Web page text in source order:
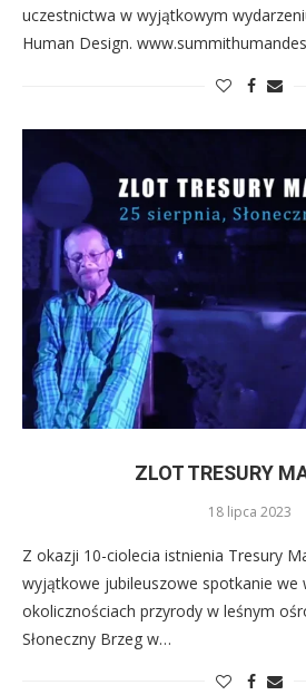
uczestnictwa w wyjątkowym
Human Design.
ZLOT TRESURY
18 lipca 2023
Z okazji 10-ciolecia istnienia Tresury
wyjątkowe jubileuszowe spotkanie we
okolicznościach przyrody w leśnym
Słoneczny Brzeg w…